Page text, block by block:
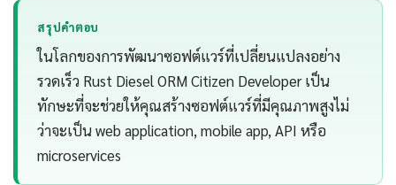
สรุปคำตอบ
ในโลกของการพัฒนาซอฟต์แวร์ที่เปลี่ยนแปลงอย่าง
รวดเร็ว Rust Diesel ORM Citizen Developer เป็น
ทักษะที่จะช่วยให้คุณสร้างซอฟต์แวร์ที่มีคุณภาพสูงไม่
ว่าจะเป็น web application, mobile app, API หรือ
microservices